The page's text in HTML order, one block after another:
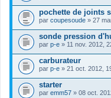
pochette de joints
par coupesoude » 27
sonde pression
par p-e » 11 nov. 2012,
carburateur
par p-e » 21 oct. 2012,
starter
par emm57 » 08 oct.